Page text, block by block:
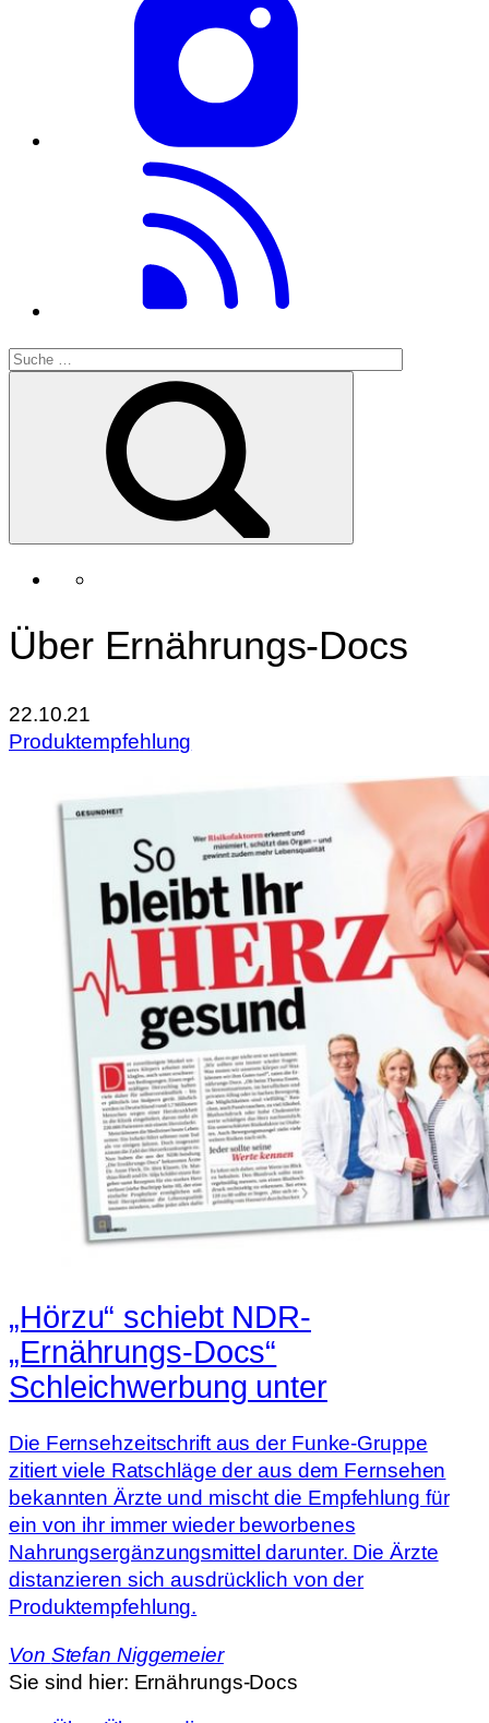
Über Ernährungs-Docs
22.10.21
Produktempfehlung
„Hörzu“ schiebt NDR-
„Ernährungs-Docs“
Schleichwerbung unter
Die Fernsehzeitschrift aus der Funke-Gruppe
zitiert viele Ratschläge der aus dem Fernsehen
bekannten Ärzte und mischt die Empfehlung für
ein von ihr immer wieder beworbenes
Nahrungsergänzungsmittel darunter. Die Ärzte
distanzieren sich ausdrücklich von der
Produktempfehlung.
Von Stefan Niggemeier
Sie sind hier: Ernährungs-Docs